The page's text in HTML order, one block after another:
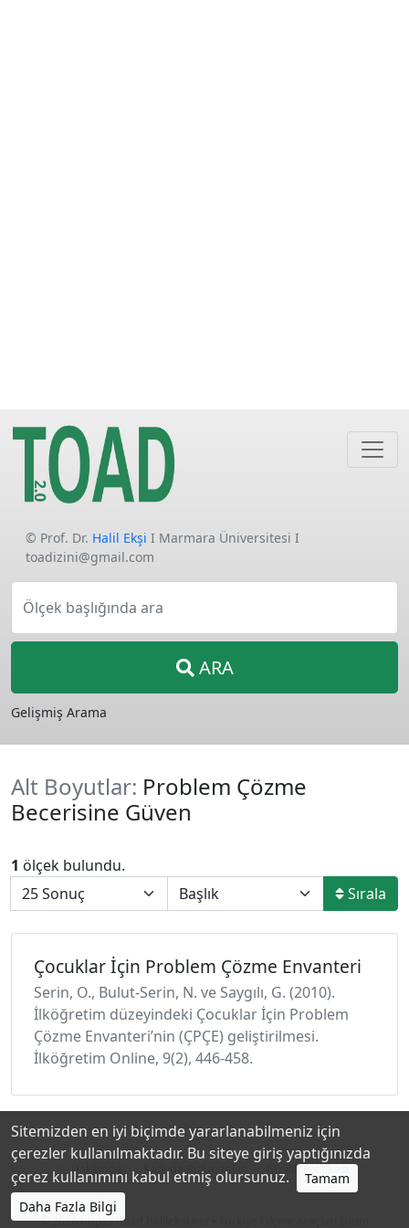
© Prof. Dr. Halil Ekşi I Marmara Üniversitesi I
toadizini@gmail.com
Ölçek başlığında ara
ARA
Gelişmiş Arama
Alt Boyutlar: Problem Çözme
Becerisine Güven
1 ölçek bulundu.
Sırala
Çocuklar İçin Problem Çözme Envanteri
Serin, O., Bulut-Serin, N. ve Saygılı, G. (2010).
İlköğretim düzeyindeki Çocuklar İçin Problem
Çözme Envanteri’nin (ÇPÇE) geliştirilmesi.
İlköğretim Online, 9(2), 446-458.
Hakkında Katkıda Bulunanlar Gizlilik Politikası
© 2026https://toad.halileksi.net
Sitemizden en iyi biçimde yararlanabilmeniz için
çerezler kullanılmaktadır. Bu siteye giriş yaptığınızda
çerez kullanımını kabul etmiş olursunuz.
Tamam
Daha Fazla Bilgi